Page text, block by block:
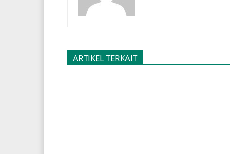
ARTIKEL TERKAIT